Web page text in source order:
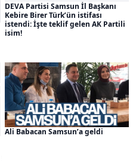
DEVA Partisi Samsun İl Başkanı
Kebire Birer Türk’ün istifası
istendi: İşte teklif gelen AK Partili
isim!
Ali Babacan Samsun’a geldi